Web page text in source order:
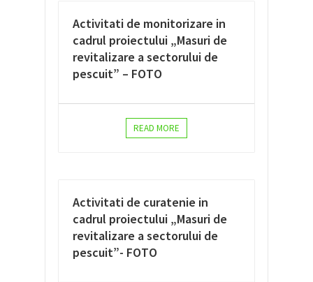
Activitati de monitorizare in
cadrul proiectului „Masuri de
revitalizare a sectorului de
pescuit” – FOTO
READ MORE
Activitati de curatenie in
cadrul proiectului „Masuri de
revitalizare a sectorului de
pescuit”- FOTO